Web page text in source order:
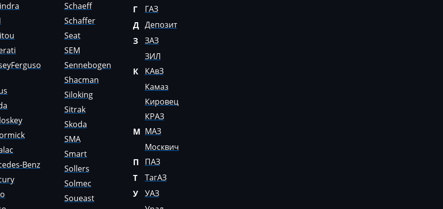
Benz
Schaeff
Schaffer
Seat
SEM
Sennebogen
Shacman
Siloking
Sitrak
Skoda
SMA
Smart
Sollers
Solmec
Soueast
Г
ГАЗ
Д Депозит
З
ЗАЗ
ЗИЛ
К
КАвЗ
Камаз
Кировец
КРАЗ
М МАЗ
Москвич
П
ПАЗ
Т
ТагАЗ
У
УАЗ